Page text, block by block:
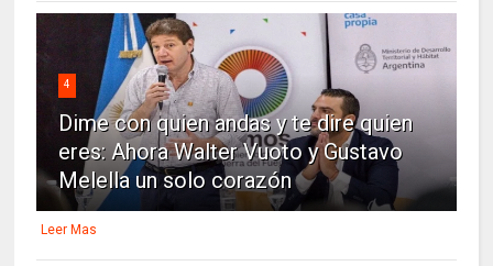
4
Dime con quien andas y te dire quien
eres: Ahora Walter Vuoto y Gustavo
Melella un solo corazón
Leer Mas